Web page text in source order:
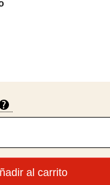
al carrito